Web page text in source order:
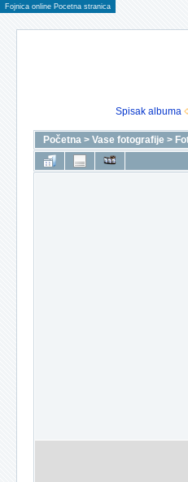
Fojnica online Pocetna stranica
Spisak albuma
Početna > Vase fotografije >